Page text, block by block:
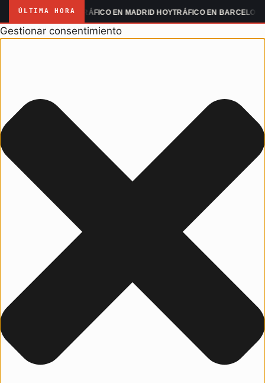
Gestionar consentimiento
ÚLTIMA HORATRÁFICO EN MADRID HOYTRÁFICO EN BARCELONA